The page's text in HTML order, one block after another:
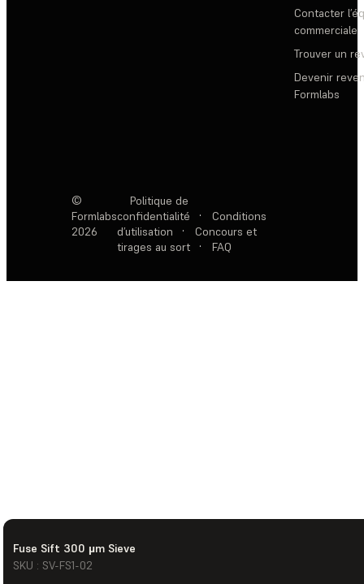
Fuse Sift 300 µm Sieve
SKU : SV-FS1-02
Contacter
commerciale
Trouver un
Devenir
Formlabs
©
Formlabs
2026
Politique de
confidentialité
·
Conditions
d’utilisation
·
Concours et
tirages au sort
· FAQ